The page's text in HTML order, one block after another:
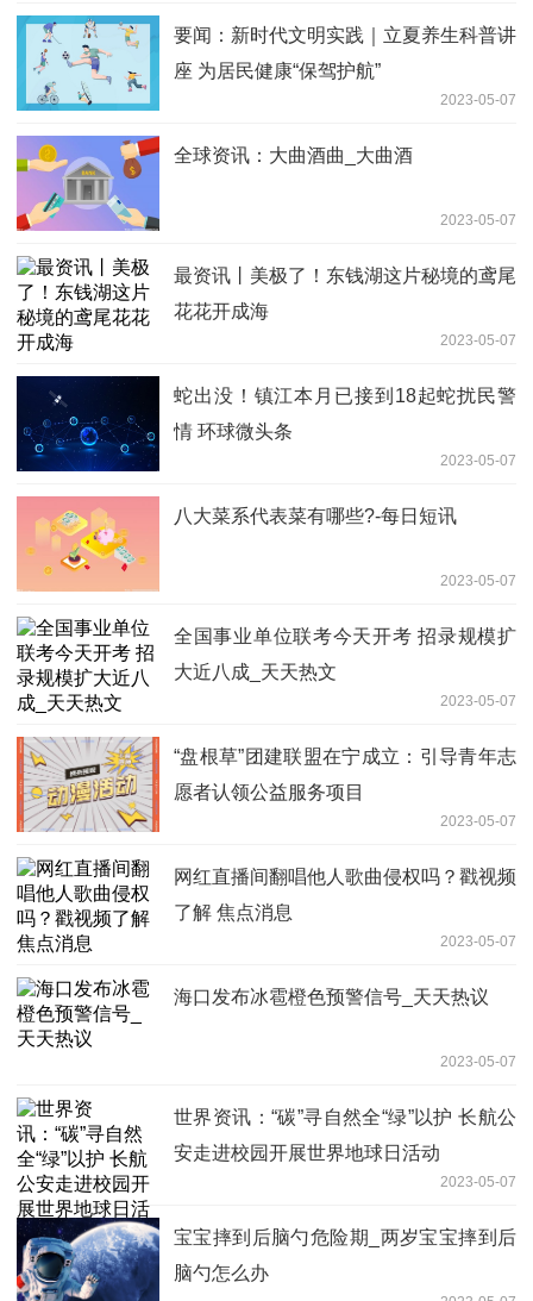
要闻：新时代文明实践｜立夏养生科普讲
座 为居民健康“保驾护航”
2023-05-07
全球资讯：大曲酒曲_大曲酒
2023-05-07
最资讯丨美极了！东钱湖这片秘境的鸢尾
花花开成海
2023-05-07
蛇出没！镇江本月已接到18起蛇扰民警
情 环球微头条
2023-05-07
八大菜系代表菜有哪些?-每日短讯
2023-05-07
全国事业单位联考今天开考 招录规模扩
大近八成_天天热文
2023-05-07
“盘根草”团建联盟在宁成立：引导青年志
愿者认领公益服务项目
2023-05-07
网红直播间翻唱他人歌曲侵权吗？戳视频
了解 焦点消息
2023-05-07
海口发布冰雹橙色预警信号_天天热议
2023-05-07
世界资讯：“碳”寻自然全“绿”以护 长航公
安走进校园开展世界地球日活动
2023-05-07
宝宝摔到后脑勺危险期_两岁宝宝摔到后
脑勺怎么办